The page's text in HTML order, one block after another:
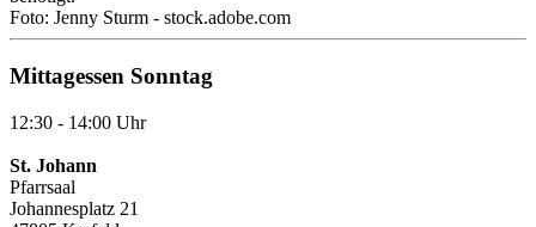
Foto: Jenny Sturm - stock.adobe.com
Mittagessen Sonntag
12:30 - 14:00 Uhr
St. Johann
Pfarrsaal
Johannesplatz 21